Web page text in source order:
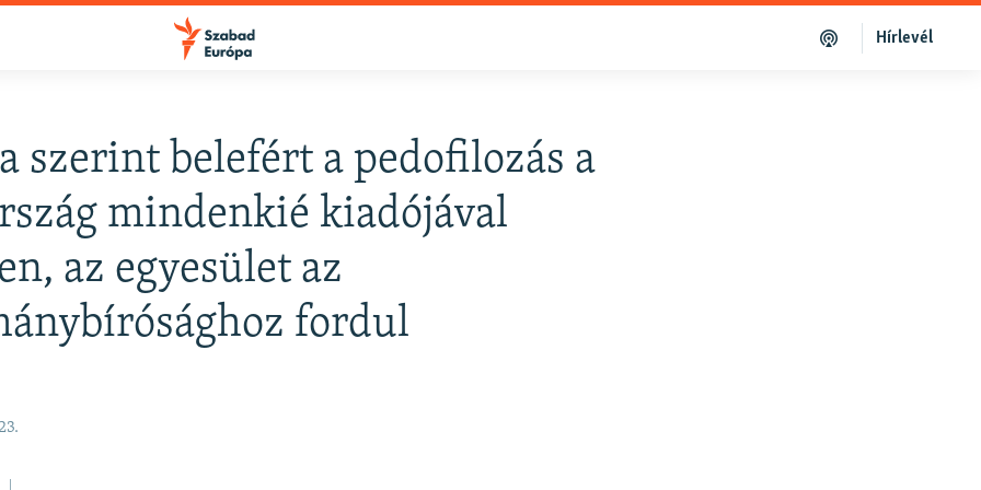
Hírlevél
szerint belefért a pedofilozás a
mindenkié kiadójával
az egyesület az
fordul
FELIRATKOZÁS
Apple Podcasts
Spotify